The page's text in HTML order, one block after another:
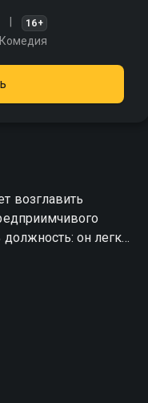
16+
Комедия
возглавить
он легко
Воронцов из
нравится не
журналистке
местного ОВД, в